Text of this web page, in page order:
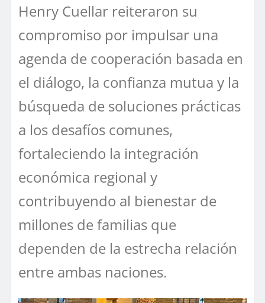
Henry Cuellar reiteraron su
compromiso por impulsar una
agenda de cooperación basada en
el diálogo, la confianza mutua y la
búsqueda de soluciones prácticas
a los desafíos comunes,
fortaleciendo la integración
económica regional y
contribuyendo al bienestar de
millones de familias que
dependen de la estrecha relación
entre ambas naciones.